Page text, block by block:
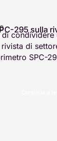
295 sulla
condividere
di
SPC-